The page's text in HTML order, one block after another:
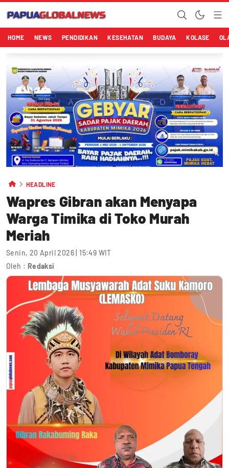
HOME NEWS PENDIDIKAN KESEHATAN BUDAYA KOLASE
HEADLINE
Wapres Gibran akan Menyapa
Warga Timika di Toko Murah
Meriah
Senin, 20 April 2026 | 15:49 WIT
Oleh : Redaksi